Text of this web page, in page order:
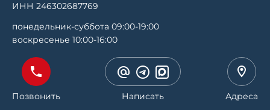
ИНН 246302687769
понедельник-суббота 09:00-19:00
воскресенье 10:00-16:00
Позвонить Написать Адреса